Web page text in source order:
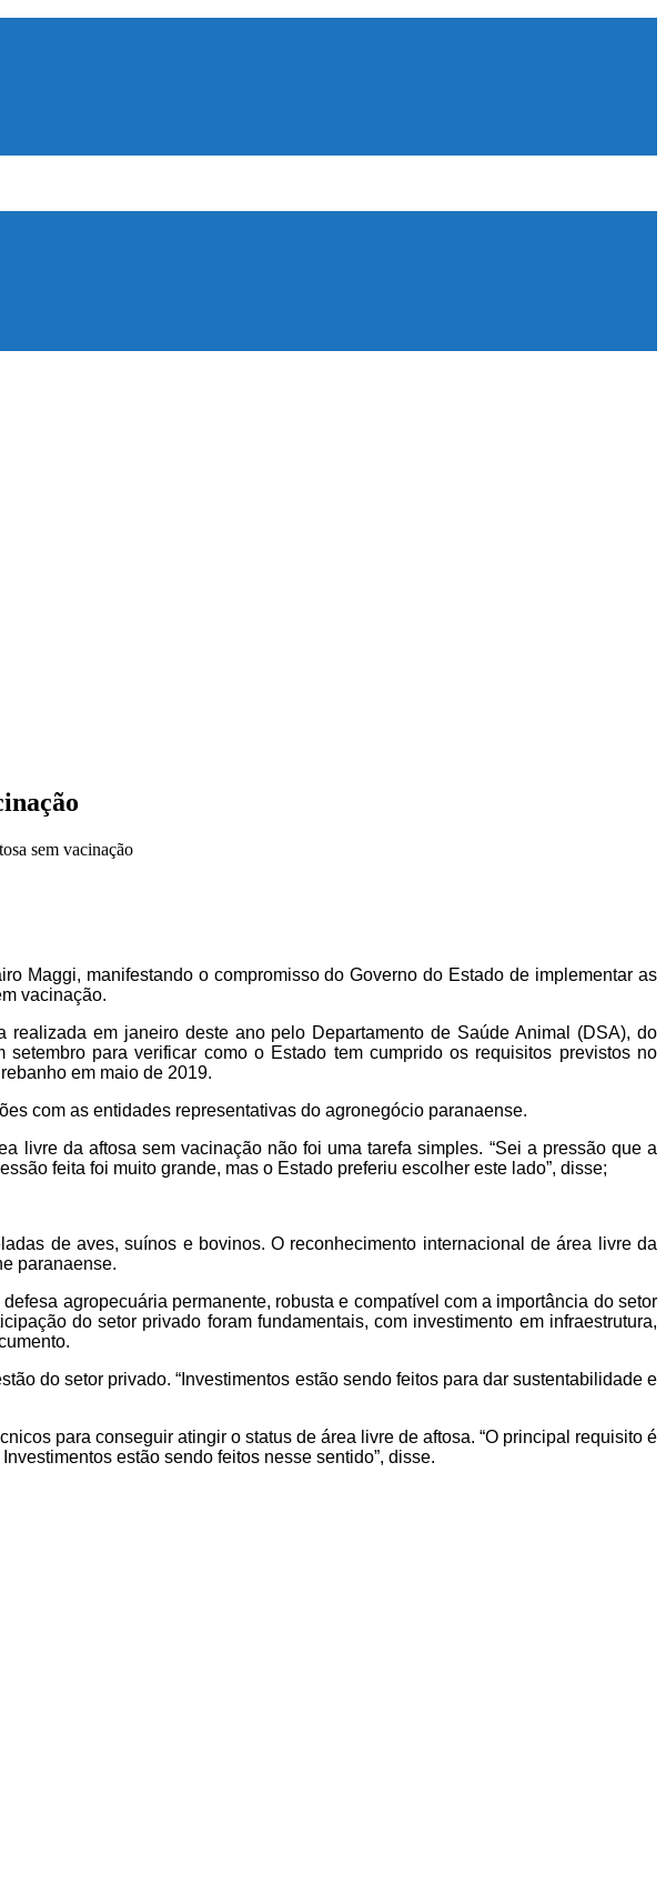
sem vacinação
Maggi, manifestando o compromisso do Governo do Estado de implementar as
vacinação.
em janeiro deste ano pelo Departamento de Saúde Animal (DSA), do
para verificar como o Estado tem cumprido os requisitos previstos no
em maio de 2019.
com as entidades representativas do agronegócio paranaense.
livre da aftosa sem vacinação não foi uma tarefa simples. “Sei a pressão que a
feita foi muito grande, mas o Estado preferiu escolher este lado”, disse;
de aves, suínos e bovinos. O reconhecimento internacional de área livre da
paranaense.
agropecuária permanente, robusta e compatível com a importância do setor
do setor privado foram fundamentais, com investimento em infraestrutura,
do setor privado. “Investimentos estão sendo feitos para dar sustentabilidade e
para conseguir atingir o status de área livre de aftosa. “O principal requisito é
estão sendo feitos nesse sentido”, disse.